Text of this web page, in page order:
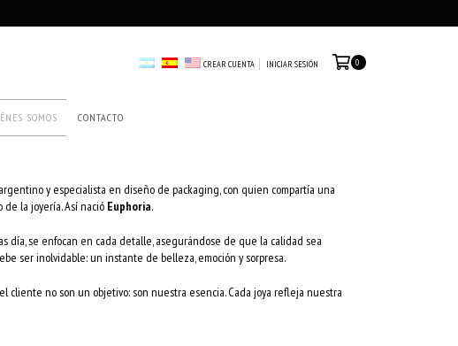
CREAR CUENTA INICIAR SESIÓN 0
SOMOS CONTACTO
y especialista en diseño de packaging, con quien compartía una
la joyería. Así nació Euphoria.
día, se enfocan en cada detalle, asegurándose de que la calidad sea
ser inolvidable: un instante de belleza, emoción y sorpresa.
cliente no son un objetivo: son nuestra esencia. Cada joya refleja nuestra